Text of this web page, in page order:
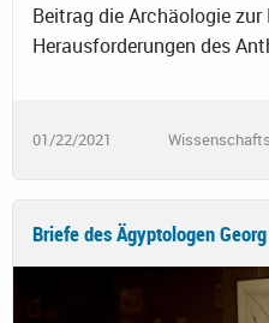
Beitrag die Archäologie
Herausforderungen des
01/22/2021
Briefe des Ägyptologen